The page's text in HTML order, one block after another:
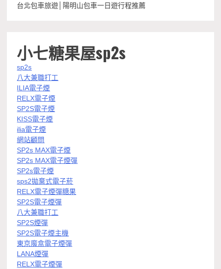
台北包車旅遊│陽明山包車一日遊行程推薦
小七糖果屋sp2s
sp2s
八大兼職打工
ILIA電子煙
RELX電子煙
SP2S電子煙
KISS電子煙
ilia電子煙
網站顧問
SP2s MAX電子煙
SP2s MAX電子煙彈
SP2s電子煙
sps2拋棄式電子菸
RELX電子煙彈糖果
SP2S電子煙彈
八大兼職打工
SP2S煙彈
SP2S電子煙主機
東京魔盒電子煙彈
LANA煙彈
RELX電子煙彈